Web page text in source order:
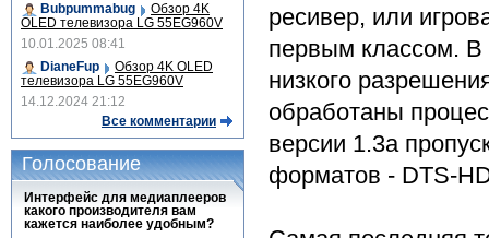
ресивер, или
первым классом. В
низкого
обработаны
версии 1.3a
форматов - DTS-
Bubpummabug
Обзор 4K
OLED телевизора LG 55EG960V
10.01.2025 08:41
DianeFup
Обзор 4K OLED
телевизора LG 55EG960V
14.12.2024 21:12
Все комментарии
Голосование
Интерфейс для медиаплееров
какого производителя вам
кажется наиболее удобным?